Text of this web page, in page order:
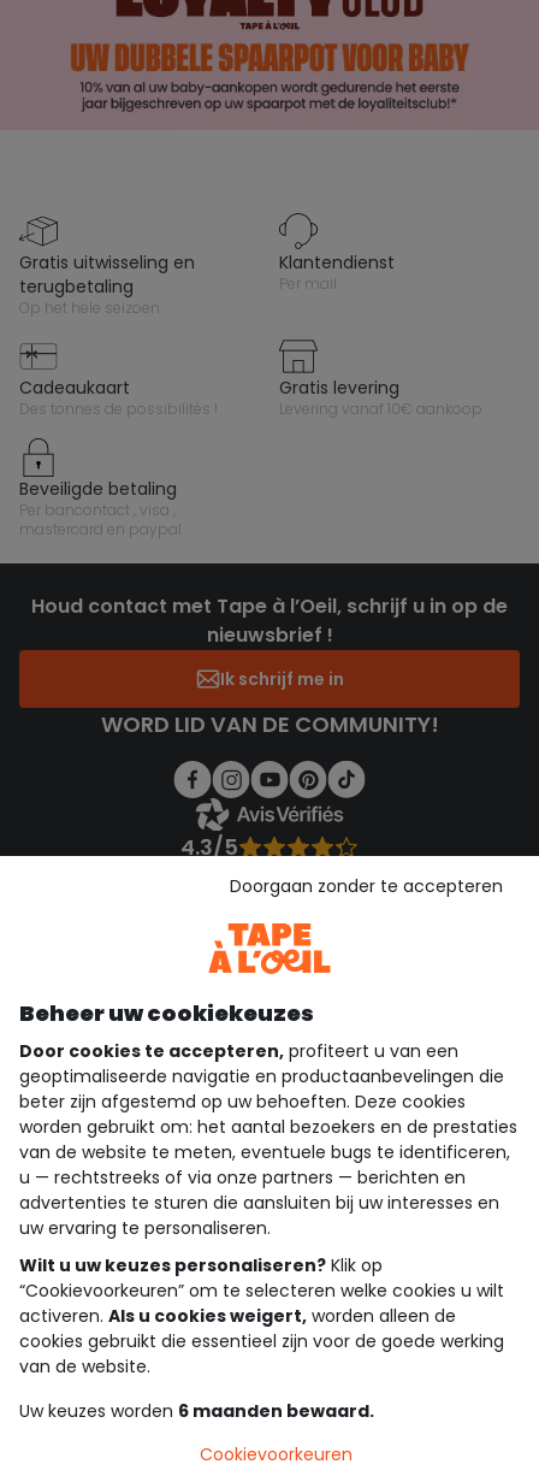
gratis uitwisseling en
terugbetaling
op het hele seizoen
klantendienst
per mail
cadeaukaart
des tonnes de possibilités !
gratis levering
levering vanaf 10€ aankoop
beveiligde betaling
per bancontact , visa ,
mastercard en paypal
Houd contact met Tape à l’Oeil, schrijf u in op de
nieuwsbrief !
Ik schrijf me in
WORD LID VAN DE COMMUNITY!
4.3/5
Bekijk de vertrouwensverklaring
Download onze applicatie
Ontdek onze applicatie
wie zijn we?
hulp nodig
loyalty club
onze catalogus
Algemene verkoop en gebruiksvoorwaarden
Privacybeleid
Cookies en persoonsgegevens
Beheer uw cookiekeuzes
Door cookies te accepteren, profiteert u van een
geoptimaliseerde navigatie en productaanbevelingen die
beter zijn afgestemd op uw behoeften. Deze cookies
worden gebruikt om: het aantal bezoekers en de prestaties
van de website te meten, eventuele bugs te identificeren,
u — rechtstreeks of via onze partners — berichten en
advertenties te sturen die aansluiten bij uw interesses en
uw ervaring te personaliseren.
Wilt u uw keuzes personaliseren? Klik op
“Cookievoorkeuren” om te selecteren welke cookies u wilt
activeren. Als u cookies weigert, worden alleen de
cookies gebruikt die essentieel zijn voor de goede werking
van de website.
Uw keuzes worden 6 maanden bewaard.
Doorgaan zonder te accepteren
Cookievoorkeuren